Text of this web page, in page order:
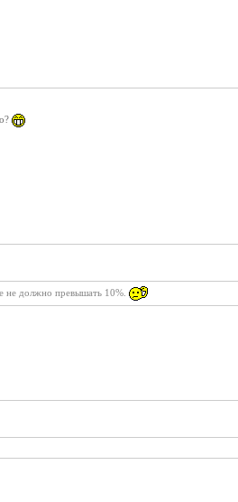
не должно превышать 10%.